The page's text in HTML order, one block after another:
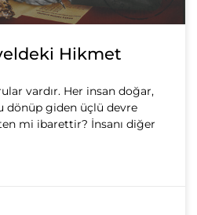
Hikmet
vardır. Her insan doğar,
dönüp giden üçlü devre
mi ibarettir? İnsanı diğer